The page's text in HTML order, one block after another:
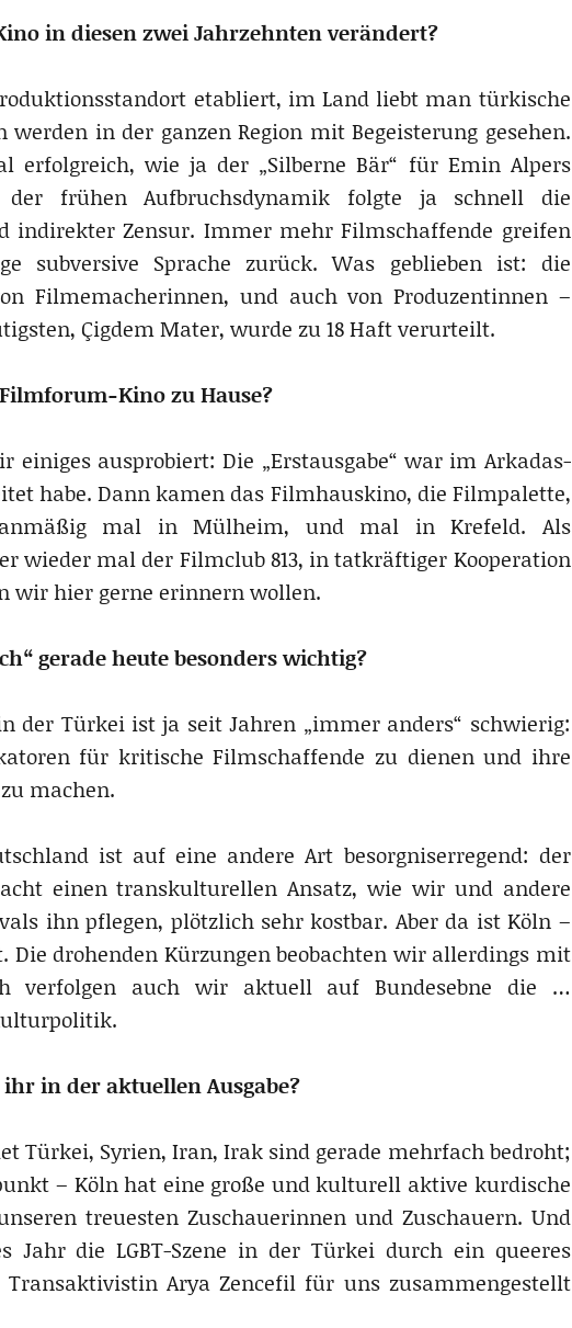
in diesen zwei Jahrzehnten verändert?
etabliert, im Land liebt man türkische
werden in der ganzen Region mit Begeisterung gesehen.
erfolgreich, wie ja der „Silberne Bär“ für Emin Alpers
der frühen Aufbruchsdynamik folgte ja schnell die
indirekter Zensur. Immer mehr Filmschaffende greifen
subversive Sprache zurück. Was geblieben ist: die
Filmemacherinnen, und auch von Produzentinnen –
Çigdem Mater, wurde zu 18 Haft verurteilt.
Kino zu Hause?
einiges ausprobiert: Die „Erstausgabe“ war im Arkadas-
habe. Dann kamen das Filmhauskino, die Filmpalette,
mal in Mülheim, und mal in Krefeld. Als
wieder mal der Filmclub 813, in tatkräftiger Kooperation
wir hier gerne erinnern wollen.
gerade heute besonders wichtig?
der Türkei ist ja seit Jahren „immer anders“ schwierig:
für kritische Filmschaffende zu dienen und ihre
machen.
ist auf eine andere Art besorgniserregend: der
einen transkulturellen Ansatz, wie wir und andere
ihn pflegen, plötzlich sehr kostbar. Aber da ist Köln –
Die drohenden Kürzungen beobachten wir allerdings mit
verfolgen auch wir aktuell auf Bundesebne die …
in der aktuellen Ausgabe?
Türkei, Syrien, Iran, Irak sind gerade mehrfach bedroht;
– Köln hat eine große und kulturell aktive kurdische
treuesten Zuschauerinnen und Zuschauern. Und
die LGBT-Szene in der Türkei durch ein queeres
Arya Zencefil für uns zusammengestellt